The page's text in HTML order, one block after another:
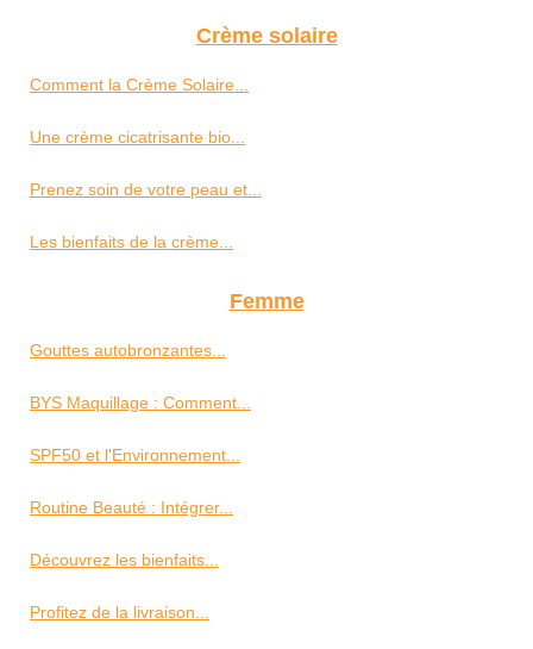
Crème solaire
Comment la Crème Solaire...
Une crème cicatrisante bio...
Prenez soin de votre peau et...
Les bienfaits de la crème...
Femme
Gouttes autobronzantes...
BYS Maquillage : Comment...
SPF50 et l'Environnement...
Routine Beauté : Intégrer...
Découvrez les bienfaits...
Profitez de la livraison...